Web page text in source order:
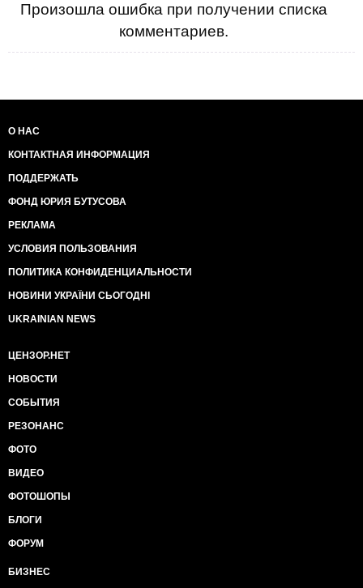
Произошла ошибка при получении списка
комментариев.
О НАС
КОНТАКТНАЯ ИНФОРМАЦИЯ
ПОДДЕРЖАТЬ
ФОНД ЮРИЯ БУТУСОВА
РЕКЛАМА
УСЛОВИЯ ПОЛЬЗОВАНИЯ
ПОЛИТИКА КОНФИДЕНЦИАЛЬНОСТИ
НОВИНИ УКРАЇНИ СЬОГОДНІ
UKRAINIAN NEWS
ЦЕНЗОР.НЕТ
НОВОСТИ
СОБЫТИЯ
РЕЗОНАНС
ФОТО
ВИДЕО
ФОТОШОПЫ
БЛОГИ
ФОРУМ
БИЗНЕС